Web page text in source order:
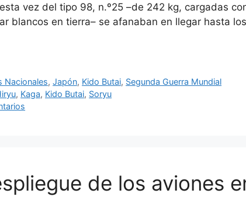
vez del tipo 98, n.º25 –de 242 kg, cargadas
blancos en tierra– se afanaban en llegar hasta
Nacionales,Japón, Kido Butai, Segunda Guerra Mundial
, Kaga, Kido Butai, Soryu
de los aviones